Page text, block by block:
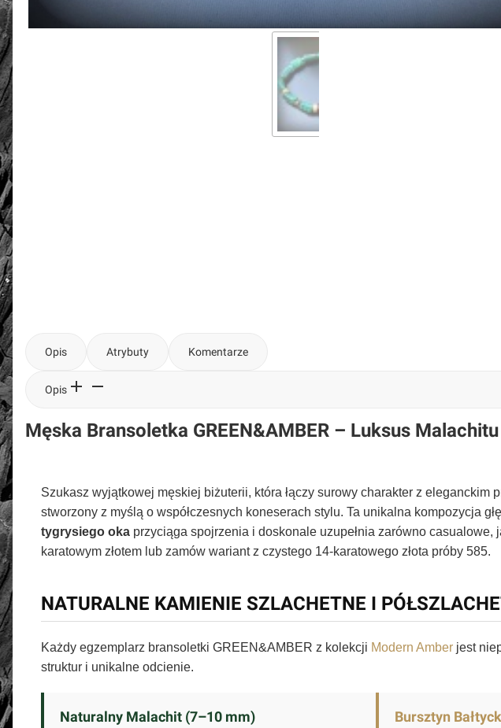
Opis Atrybuty Komentarze
Opis
Męska Bransoletka GREEN&AMBER – Luksus
Szukasz wyjątkowej męskiej biżuterii, która łączy surowy charakter z eleganckim
stworzony z myślą o współczesnych koneserach stylu. Ta unikalna kompozycja
tygrysiego oka przyciąga spojrzenia i doskonale uzupełnia zarówno
karatowym złotem lub zamów wariant z czystego 14-karatowego złota próby 585.
NATURALNE KAMIENIE SZLACHETNE I
Każdy egzemplarz bransoletki GREEN&AMBER z kolekcji Modern Amber jest
struktur i unikalne odcienie.
Naturalny Malachit (7–10 mm) Bursztyn